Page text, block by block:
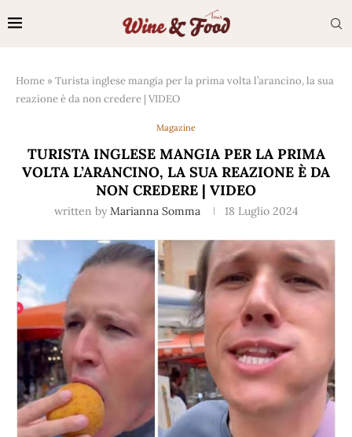
Home »Turista inglese mangia per la prima volta l’arancino, la sua
reazione è da non credere | VIDEO
Magazine
TURISTA INGLESE MANGIA PER LA PRIMA
VOLTA L’ARANCINO, LA SUA REAZIONE È DA
NON CREDERE | VIDEO
written by Marianna Somma 18 Luglio 2024